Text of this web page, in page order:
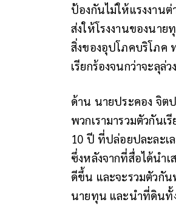
ป้องกันไม่ให้แรงงาน
ส่งให้โรงงานของนา
สิ่งของอุปโภคบริโภค
เรียกร้องจนกว่าจะลุล่
ด้าน นายประคอง จิต
พวกเรามารวมตัวกัน
10 ปี ที่ปล่อยปละละเ
ซึ่งหลังจากที่สื่อได้นำ
ดีขึ้น และจะรวมตัวกั
นายทุน และนำที่ดินทั้